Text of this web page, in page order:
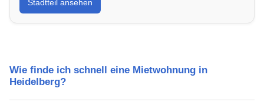
Lebensqualität, Verkehrsanbindung, Schulen,
Freizeitmöglichkeiten und Mietpreise.
Stadtteil ansehen
Wie finde ich schnell eine Mietwohnung in
Heidelberg?